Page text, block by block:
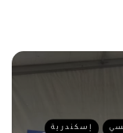
إسكندرية